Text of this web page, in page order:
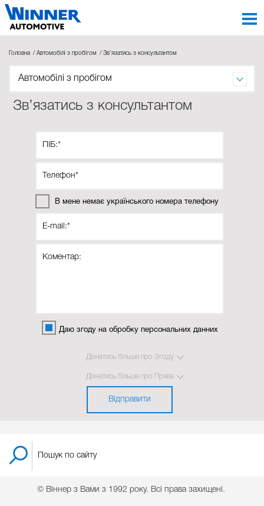
Головна Автомобілі з пробігом Зв’язатись з консультантом
Автомобілі з пробігом
Зв’язатись з консультантом
В мене немає українського номера телефону
Даю згоду на обробку персональних данних
Дізнатись більше про Згоду
Дізнатись більше про Права
Відправити
© Віннер з Вами з 1992 року. Всі права захищені.